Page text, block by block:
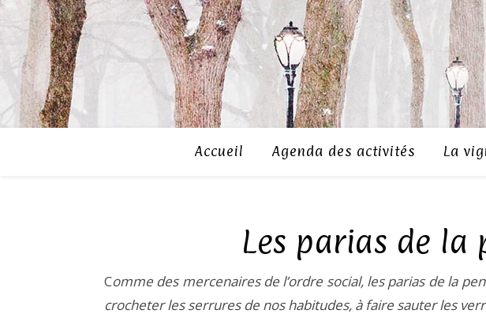
Accueil Agenda des activités La
Les parias de la
Comme des mercenaires de l’ordre social, les parias de la
crocheter les serrures de nos habitudes, à faire sauter les